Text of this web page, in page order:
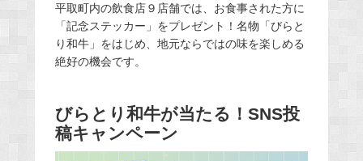
平取町内の飲食店９店舗では、お食事された方に
「記念ステッカー」をプレゼント！名物「びらと
り和牛」をはじめ、地元ならではの味を楽しめる
絶好の機会です。
びらとり和牛が当たる！SNS投
稿キャンペーン